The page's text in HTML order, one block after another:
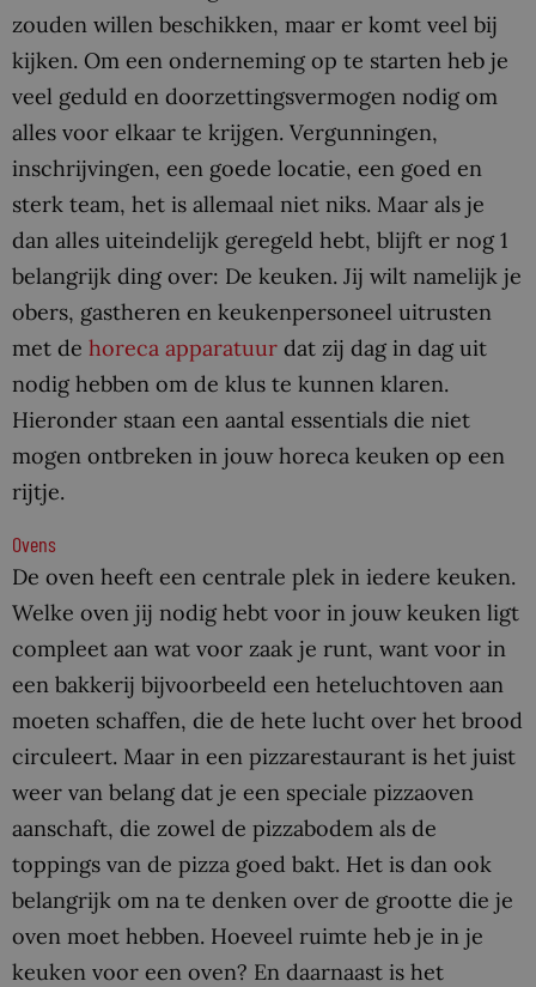
zouden willen beschikken, maar er komt veel bij
kijken. Om een onderneming op te starten heb je
veel geduld en doorzettingsvermogen nodig om
alles voor elkaar te krijgen. Vergunningen,
inschrijvingen, een goede locatie, een goed en
sterk team, het is allemaal niet niks. Maar als je
dan alles uiteindelijk geregeld hebt, blijft er nog 1
belangrijk ding over: De keuken. Jij wilt namelijk je
obers, gastheren en keukenpersoneel uitrusten
met de horeca apparatuur dat zij dag in dag uit
nodig hebben om de klus te kunnen klaren.
Hieronder staan een aantal essentials die niet
mogen ontbreken in jouw horeca keuken op een
rijtje.
Ovens
De oven heeft een centrale plek in iedere keuken.
Welke oven jij nodig hebt voor in jouw keuken ligt
compleet aan wat voor zaak je runt, want voor in
een bakkerij bijvoorbeeld een heteluchtoven aan
moeten schaffen, die de hete lucht over het brood
circuleert. Maar in een pizzarestaurant is het juist
weer van belang dat je een speciale pizzaoven
aanschaft, die zowel de pizzabodem als de
toppings van de pizza goed bakt. Het is dan ook
belangrijk om na te denken over de grootte die je
oven moet hebben. Hoeveel ruimte heb je in je
keuken voor een oven? En daarnaast is het